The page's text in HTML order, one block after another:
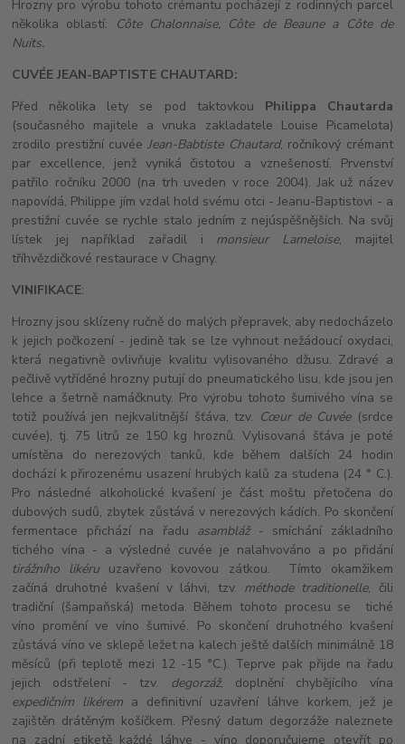
Hrozny pro výrobu tohoto crémantu pocházejí z rodinných parcel
několika oblastí:
Côte Chalonnaise, Côte de Beaune a Côte de
Nuits.
CUVÉE JEAN-BAPTISTE CHAUTARD:
Před několika lety se pod taktovkou Philippa Chautarda
(současného majitele a vnuka zakladatele Louise Picamelota)
zrodilo prestižní cuvéeJean-Babtiste Chautard, ročníkový crémant
par excellence, jenž vyniká čistotou a vznešeností. Prvenství
patřilo ročníku 2000 (na trh uveden v roce 2004). Jak už název
napovídá, Philippe jím vzdal hold svému otci - Jeanu-Baptistovi - a
prestižní cuvée se rychle stalo jedním z nejúspěšnějších. Na svůj
lístek jej například zařadil i monsieur Lameloise, majitel
tříhvězdičkové restaurace v Chagny.
VINIFIKACE:
Hrozny jsou sklízeny ručně do malých přepravek, aby nedocházelo
k jejich počkození - jedině tak se lze vyhnout nežádoucí oxydaci,
která negativně ovlivňuje kvalitu vylisovaného džusu. Zdravé a
pečlivě vytříděné hrozny putují do pneumatického lisu, kde jsou jen
lehce a šetrně namáčknuty. Pro výrobu tohoto šumivého vína se
totiž používá jen nejkvalitnější šťáva, tzv. Cœur de Cuvée(srdce
cuvée), tj. 75 litrů ze 150 kg hroznů. Vylisovaná šťáva je poté
umístěna do nerezových tanků, kde během dalších 24 hodin
dochází k přirozenému usazení hrubých kalů za studena (24 ° C.).
Pro následné alkoholické kvašení je část moštu přetočena do
dubových sudů, zbytek zůstává v nerezových kádích. Po skončení
fermentace přichází na řadu asambláž- smíchání základního
tichého vína - a výsledné cuvée je nalahvováno a po přidání
tirážního likéru uzavřeno kovovou zátkou. Tímto okamžikem
začíná druhotné kvašení v láhvi, tzv. méthode traditionelle, čili
tradiční (šampaňská) metoda. Během tohoto procesu se tiché
víno promění ve víno šumivé. Po skončení druhotného kvašení
zůstává víno ve sklepě ležet na kalech ještě dalších minimálně 18
měsíců (při teplotě mezi 12 -15 °C.). Teprve pak přijde na řadu
jejich odstřelení - tzv. degorzáž, doplnění chybějícího vína
expedičním likérem a definitivní uzavření láhve korkem, jež je
zajištěn drátěným košíčkem. Přesný datum degorzáže naleznete
na zadní etiketě každé láhve - víno doporučujeme otevřít po